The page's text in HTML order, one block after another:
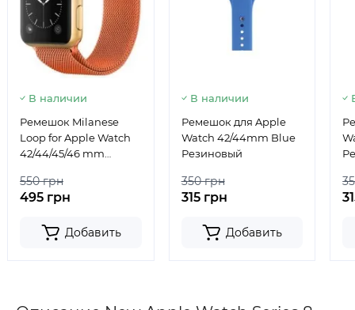
В наличии
Ремешок Milanese
Loop for Apple Watch
42/44/45/46 mm
550 грн
495 грн
Добавить
В наличии
Ремешок для Apple
Watch 42/44mm Blue
Резиновый
350 грн
315 грн
Добавить